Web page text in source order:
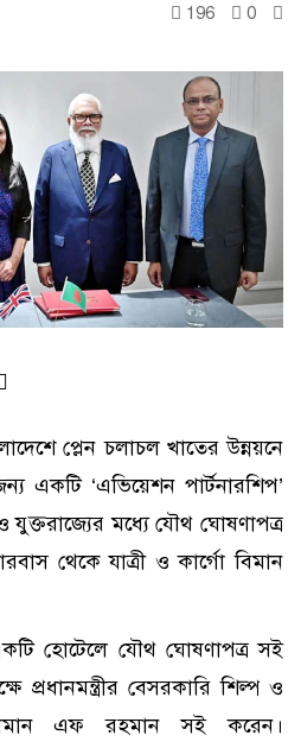
196 0
প্লেন চলাচল খাতের উন্নয়নে
একটি ‘এভিয়েশন পার্টনারশিপ’
ও যুক্তরাজ্যের মধ্যে যৌথ ঘোষণাপত্র
থেকে যাত্রী ও কার্গো বিমান
হোটেলে যৌথ ঘোষণাপত্র সই
প্রধানমন্ত্রীর বেসরকারি শিল্প ও
এফ রহমান সই করেন।